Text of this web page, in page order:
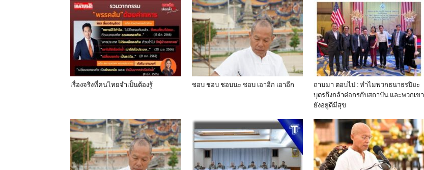
เรื่องจริงที่คนไทยจำเป็นต้องรู้ ชอบ ชอบ ชอบนะ ชอบ เอาอีก เอาอีก
ถามมา ตอบไป : ทำไมพวกธนาธรปิยะ
บุตรถึงกล้าต่อกรกับสถาบัน และพวกเขา
ยังอยู่ดีมีสุข